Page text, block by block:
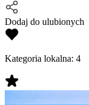
Dodaj do ulubionych
Kategoria lokalna: 4